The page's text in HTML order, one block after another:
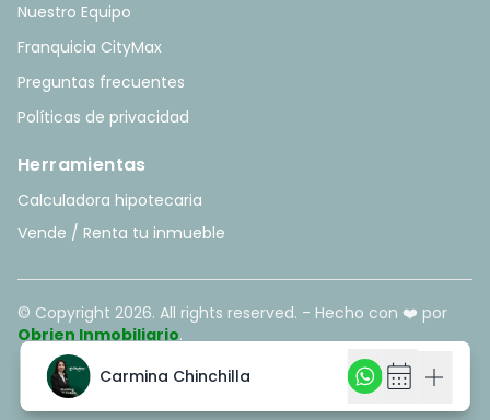
Carmina Chinchilla calendar_month add
Carmina Chinchilla calendar_month add
Nuestro Equipo
Franquicia CityMax
Preguntas frecuentes
Políticas de privacidad
Herramientas
Calculadora hipotecaria
Vende / Renta tu inmueble
© Copyright 2026. All rights reserved. - Hecho con ❤️ por
Obrien Inmobiliario.